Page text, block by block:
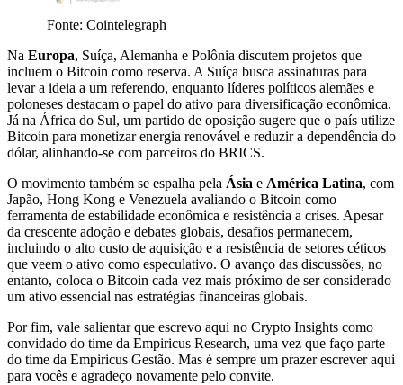
Fonte: Cointelegraph
Na Europa, Suíça, Alemanha e Polônia discutem projetos que
incluem o Bitcoin como reserva. A Suíça busca assinaturas para
levar a ideia a um referendo, enquanto líderes políticos alemães e
poloneses destacam o papel do ativo para diversificação econômica.
Já na África do Sul, um partido de oposição sugere que o país utilize
Bitcoin para monetizar energia renovável e reduzir a dependência do
dólar, alinhando-se com parceiros do BRICS.
O movimento também se espalha pela Ásia e América Latina, com
Japão, Hong Kong e Venezuela avaliando o Bitcoin como
ferramenta de estabilidade econômica e resistência a crises. Apesar
da crescente adoção e debates globais, desafios permanecem,
incluindo o alto custo de aquisição e a resistência de setores céticos
que veem o ativo como especulativo. O avanço das discussões, no
entanto, coloca o Bitcoin cada vez mais próximo de ser considerado
um ativo essencial nas estratégias financeiras globais.
Por fim, vale salientar que escrevo aqui no Crypto Insights como
convidado do time da Empiricus Research, uma vez que faço parte
do time da Empiricus Gestão. Mas é sempre um prazer escrever aqui
para vocês e agradeço novamente pelo convite.